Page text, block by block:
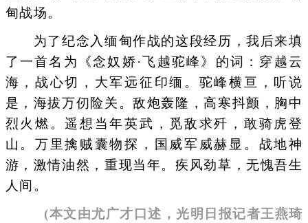
甸战场。
为了纪念入缅甸作战的这段经历，我后来填
了一首名为《念奴娇·飞越驼峰》的词：穿越云
海，战心切，大军远征印缅。驼峰横亘，听说
是，海拔万仞险关。敌炮轰隆，高寒抖颤，胸中
烈火燃。遥想当年英武，觅敌求歼，敢骑虎登
山。万里擒贼囊物探，国威军威赫显。战地神
游，激情油然，重现当年。疾风劲草，无愧吾生
人间。
(本文由尤广才口述，光明日报记者王燕琦